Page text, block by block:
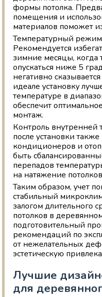
формы потолка.
помещения и
материалов поможет
Температурный
Рекомендуется
зимние месяцы, когда
опускаться ниже 5
негативно
идеале установку
температуре в
обеспечит
монтаж.
Контроль внутренней
после установки
кондиционеров и
быть
перепадов
на натяжение
Таким образом, учет
стабильный
залогом длительного
потолков в
подготовительный
рекомендаций по
от нежелательных
эстетическую
Лучшие
для